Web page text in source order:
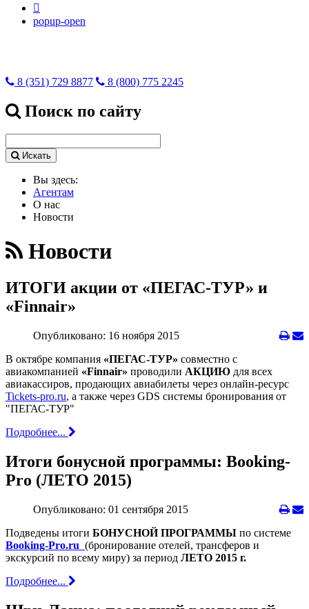

popup-open
8 (351) 729 8877 8 (800) 775 2245
Поиск по сайту
Искать
Вы здесь:
Агентам
О нас
Новости
Новости
ИТОГИ акции от «ПЕГАС-ТУР» и
«Finnair»
Опубликовано: 16 ноября 2015
В октябре компания «ПЕГАС-ТУР» совместно с
авиакомпанией «Finnair» проводили АКЦИЮ для всех
авиакассиров, продающих авиабилеты через онлайн-ресурс
Tickets-pro.ru, а также через GDS системы бронирования от
"ПЕГАС-ТУР"
Подробнее...
Итоги бонусной программы: Booking-
Pro (ЛЕТО 2015)
Опубликовано: 01 сентября 2015
Подведены итоги БОНУСНОЙ ПРОГРАММЫ по системе
Booking-Pro.ru (бронирование отелей, трансферов и
экскурсий по всему миру) за период ЛЕТО 2015 г.
Подробнее...